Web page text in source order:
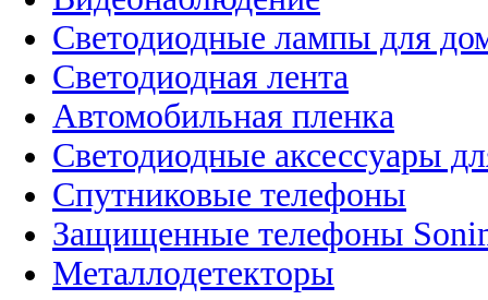
Светодиодные лампы для
Светодиодная лента
Автомобильная пленка
Светодиодные аксессуары
Спутниковые телефоны
Защищенные телефоны
Металлодетекторы